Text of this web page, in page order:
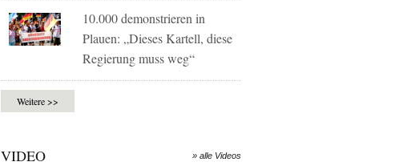
10.000 demonstrieren in
Plauen: „Dieses Kartell, diese
Regierung muss weg“
Weitere >>
VIDEO » alle Videos